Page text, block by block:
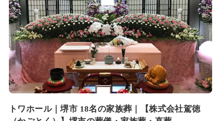
トワホール｜堺市 18名の家族葬｜【株式会社駕徳